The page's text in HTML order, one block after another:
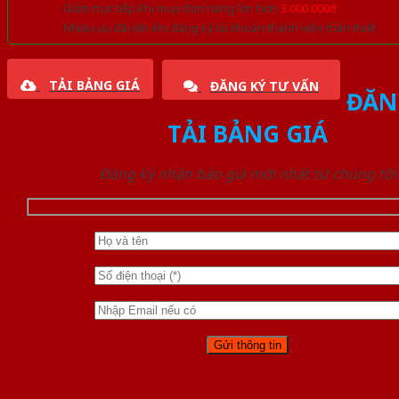
Giảm trực tiếp khi mua đơn hàng lớn hơn 3.000.000đ
Nhiều ưu đãi lớn khi đăng ký tài khoản thành viên thân thiết
TẢI BẢNG GIÁ ĐĂNG KÝ TƯ VẤN
TẢI BẢNG GIÁ
Đăng ký nhận báo giá mới nhất từ chúng tôi